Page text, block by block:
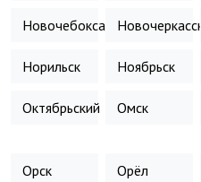
НовочебоксарскНовочеркасск
Норильск Ноябрьск
Октябрьский Омск
Орск Орёл